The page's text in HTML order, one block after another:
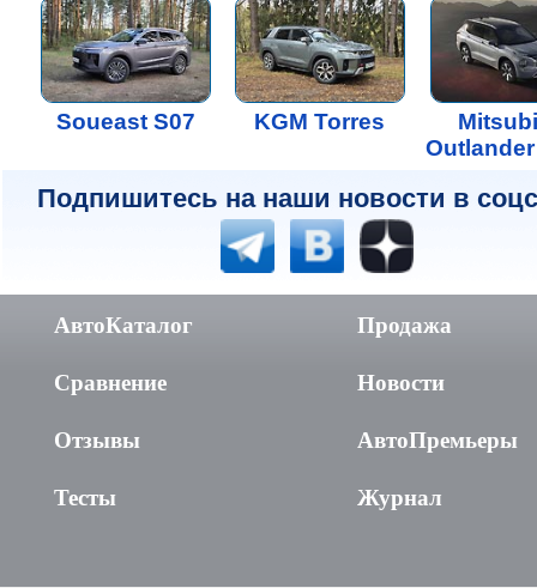
Soueast S07 KGM Torres
Подпишитесь на наши новости в
АвтоКаталог
Сравнение
Отзывы
Тесты
Продажа
Новости
АвтоПремьеры
Журнал